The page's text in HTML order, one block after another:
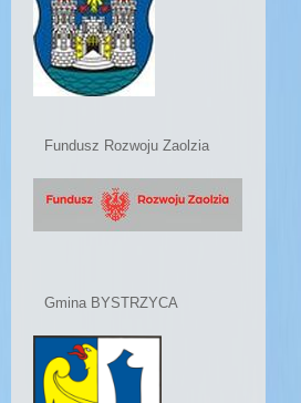
Fundusz Rozwoju Zaolzia
Gmina BYSTRZYCA